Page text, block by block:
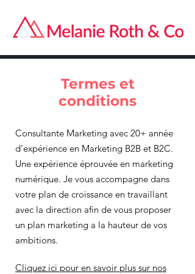
Termes et
conditions
Consultante Marketing avec 20+ année
d'expérience en Marketing B2B et B2C.
Une expérience éprouvée en marketing
numérique. Je vous accompagne dans
votre plan de croissance en travaillant
avec la direction afin de vous proposer
un plan marketing a la hauteur de vos
ambitions.
Cliquez ici pour en savoir plus sur nos